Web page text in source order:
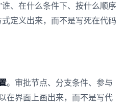
、在什么条件下、按什么顺序
定义出来，而不是写死在代码
。审批节点、分支条件、参与
界面上画出来，而不是写代